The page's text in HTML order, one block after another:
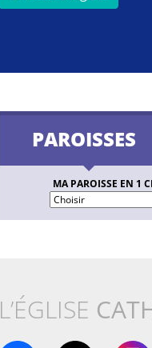
PAROISSES
MA PAROISSE EN 1
L’ÉGLISE